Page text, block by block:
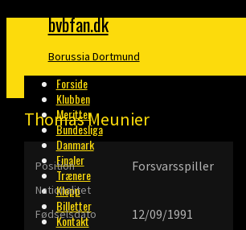
bvbfan.dk
Borussia Dortmund
Forside
Klubben
Meritter
Bundesliga
Danmark
Finaler
Trænere
Klopp
Billetter
Kontakt
Thomas Meunier
Position Forsvarsspiller
Nationalitet
Fødselsdato
12/09/1991